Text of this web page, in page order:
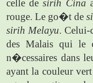
celle desirih Cina
rouge. Le go�t de
sirih Melayu.
des Malais qui le
n�cessaires dans
ayant la couleur